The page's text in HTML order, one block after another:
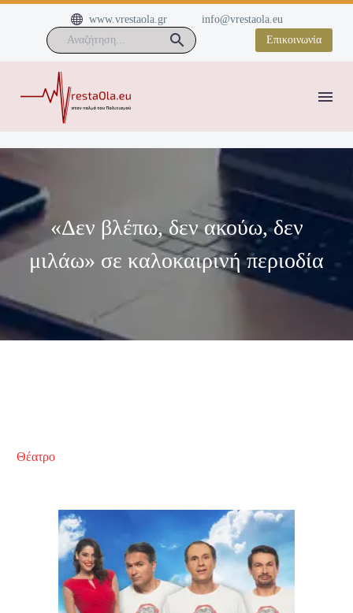

 www.vrestaola.gr
info@vrestaola.eu
Επικοινωνία
«Δεν βλέπω, δεν ακούω, δεν
μιλάω» σε καλοκαιρινή περιοδία
Θέατρο